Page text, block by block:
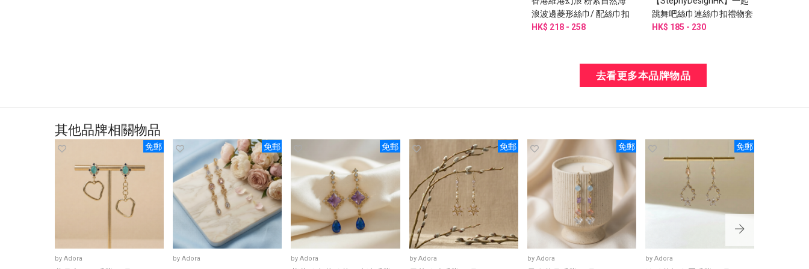
浪波邊菱形絲巾/ 配絲巾扣
高雅禮盒 圍巾
HK$ 218 - 258
跳舞吧絲巾連絲巾扣禮物套
裝/方巾/頭巾/手腕帶/圍巾/
HK$ 185 - 230
去看更多本品牌物品
其他品牌相關物品
免郵
by Adora
免郵
byAdora
免郵
byAdora
免郵
by Adora
免郵
byAdora
免郵
byAdora